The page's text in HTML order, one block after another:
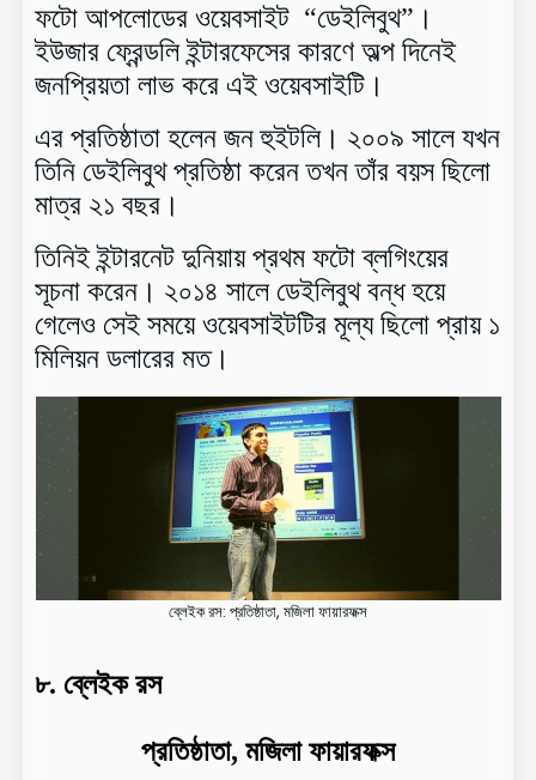
ফটো আপলোডের ওয়েবসাইট “ডেইলিবুথ”।
ইউজার ফ্রেন্ডলি ইন্টারফেসের কারণে অল্প দিনেই
জনপ্রিয়তা লাভ করে এই ওয়েবসাইটি।
এর প্রতিষ্ঠাতা হলেন জন হুইটলি। ২০০৯ সালে যখন
তিনি ডেইলিবুথ প্রতিষ্ঠা করেন তখন তাঁর বয়স ছিলো
মাত্র ২১ বছর।
তিনিই ইন্টারনেট দুনিয়ায় প্রথম ফটো ব্লগিংয়ের
সূচনা করেন। ২০১৪ সালে ডেইলিবুথ বন্ধ হয়ে
গেলেও সেই সময়ে ওয়েবসাইটটির মূল্য ছিলো প্রায় ১
মিলিয়ন ডলারের মত।
ব্লেইক রস: প্রতিষ্ঠাতা, মজিলা ফায়ারফক্স
৮. ব্লেইক রস
প্রতিষ্ঠাতা, মজিলা ফায়ারফক্স